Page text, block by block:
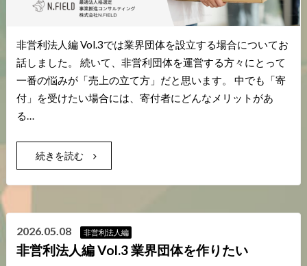
非営利法人編 Vol.3では業界団体を設立する場合についてお
話しました。 続いて、非営利団体を運営する方々にとって
一番の悩みが「売上の立て方」だと思います。 中でも「寄
付」を受けたい場合には、寄付者にどんなメリットがあ
る…
続きを読む
2026.05.08 非営利法人編
非営利法人編 Vol.3 業界団体を作りたい